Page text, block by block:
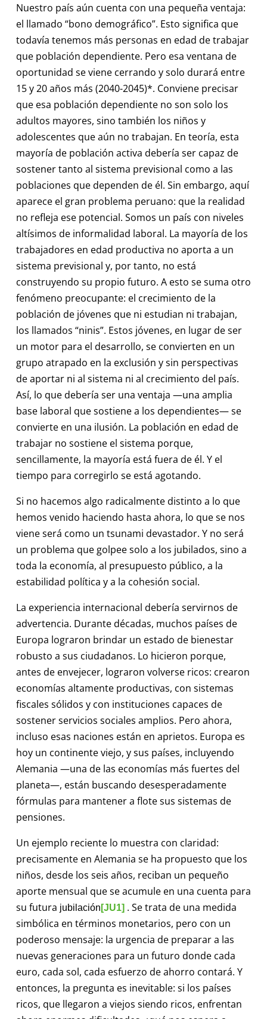
Nuestro país aún cuenta con una pequeña ventaja:
el llamado “bono demográfico”. Esto significa que
todavía tenemos más personas en edad de trabajar
que población dependiente. Pero esa ventana de
oportunidad se viene cerrando y solo durará entre
15 y 20 años más (2040-2045)*. Conviene precisar
que esa población dependiente no son solo los
adultos mayores, sino también los niños y
adolescentes que aún no trabajan. En teoría, esta
mayoría de población activa debería ser capaz de
sostener tanto al sistema previsional como a las
poblaciones que dependen de él. Sin embargo, aquí
aparece el gran problema peruano: que la realidad
no refleja ese potencial. Somos un país con niveles
altísimos de informalidad laboral. La mayoría de los
trabajadores en edad productiva no aporta a un
sistema previsional y, por tanto, no está
construyendo su propio futuro. A esto se suma otro
fenómeno preocupante: el crecimiento de la
población de jóvenes que ni estudian ni trabajan,
los llamados “ninis”. Estos jóvenes, en lugar de ser
un motor para el desarrollo, se convierten en un
grupo atrapado en la exclusión y sin perspectivas
de aportar ni al sistema ni al crecimiento del país.
Así, lo que debería ser una ventaja —una amplia
base laboral que sostiene a los dependientes— se
convierte en una ilusión. La población en edad de
trabajar no sostiene el sistema porque,
sencillamente, la mayoría está fuera de él. Y el
tiempo para corregirlo se está agotando.
Si no hacemos algo radicalmente distinto a lo que
hemos venido haciendo hasta ahora, lo que se nos
viene será como un tsunami devastador. Y no será
un problema que golpee solo a los jubilados, sino a
toda la economía, al presupuesto público, a la
estabilidad política y a la cohesión social.
La experiencia internacional debería servirnos de
advertencia. Durante décadas, muchos países de
Europa lograron brindar un estado de bienestar
robusto a sus ciudadanos. Lo hicieron porque,
antes de envejecer, lograron volverse ricos: crearon
economías altamente productivas, con sistemas
fiscales sólidos y con instituciones capaces de
sostener servicios sociales amplios. Pero ahora,
incluso esas naciones están en aprietos. Europa es
hoy un continente viejo, y sus países, incluyendo
Alemania —una de las economías más fuertes del
planeta—, están buscando desesperadamente
fórmulas para mantener a flote sus sistemas de
pensiones.
Un ejemplo reciente lo muestra con claridad:
precisamente en Alemania se ha propuesto que los
niños, desde los seis años, reciban un pequeño
aporte mensual que se acumule en una cuenta para
su futura jubilación [JU1]. Se trata de una medida
simbólica en términos monetarios, pero con un
poderoso mensaje: la urgencia de preparar a las
nuevas generaciones para un futuro donde cada
euro, cada sol, cada esfuerzo de ahorro contará. Y
entonces, la pregunta es inevitable: si los países
ricos, que llegaron a viejos siendo ricos, enfrentan